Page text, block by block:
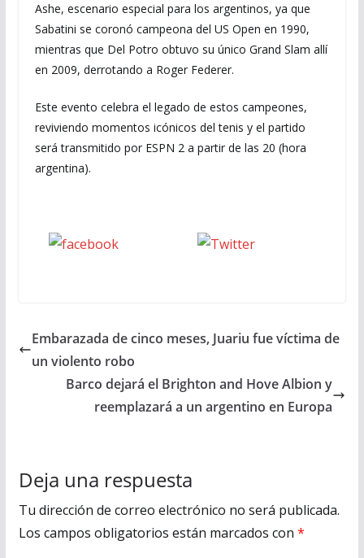
Ashe, escenario especial para los argentinos, ya que
Sabatini se coronó campeona del US Open en 1990,
mientras que Del Potro obtuvo su único Grand Slam allí
en 2009, derrotando a Roger Federer.
Este evento celebra el legado de estos campeones,
reviviendo momentos icónicos del tenis y el partido
será transmitido por ESPN 2 a partir de las 20 (hora
argentina).
Embarazada de cinco meses, Juariu fue víctima de
un violento robo
Barco dejará el Brighton and Hove Albion y
reemplazará a un argentino en Europa
Deja una respuesta
Tu dirección de correo electrónico no será publicada.
Los campos obligatorios están marcados con *